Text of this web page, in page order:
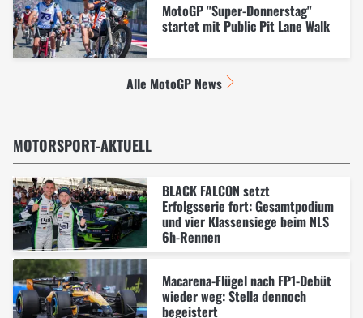
MotoGP "Super-Donnerstag"
startet mit Public Pit Lane Walk
Alle MotoGP News
MOTORSPORT-AKTUELL
BLACK FALCON setzt
Erfolgsserie fort: Gesamtpodium
und vier Klassensiege beim NLS
6h-Rennen
Macarena-Flügel nach FP1-Debüt
wieder weg: Stella dennoch
begeistert